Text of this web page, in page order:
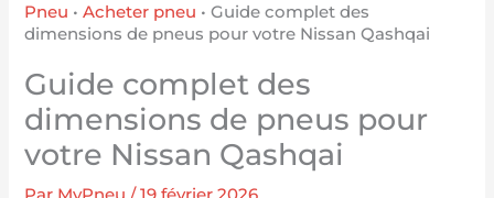
Pneu •Acheter pneu •Guide complet des
dimensions de pneus pour votre Nissan Qashqai
Guide complet des
dimensions de pneus pour
votre Nissan Qashqai